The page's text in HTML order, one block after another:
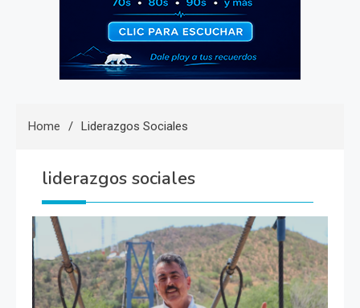
Home Liderazgos Sociales
liderazgos sociales